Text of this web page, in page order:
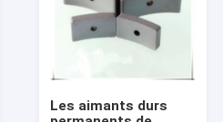
Les aimants durs